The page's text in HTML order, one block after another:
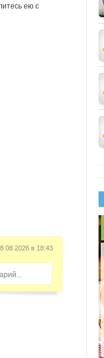
ею с
в 18:43